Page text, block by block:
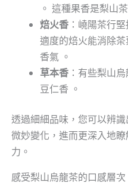
。 這種果香是梨山
焙火香：嶢陽茶行堅
適度的焙火能消除
香氣 。
草本香：有些梨山
豆仁香 。
透過細細品味，您可以辨
微妙變化，進而更深入地
力。
感受梨山烏龍茶的口感層次